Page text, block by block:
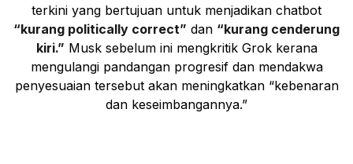
terkini yang bertujuan untuk menjadikan chatbot
“kurang politically correct” dan “kurang cenderung
kiri.” Musk sebelum ini mengkritik Grok kerana
mengulangi pandangan progresif dan mendakwa
penyesuaian tersebut akan meningkatkan “kebenaran
dan keseimbangannya.”